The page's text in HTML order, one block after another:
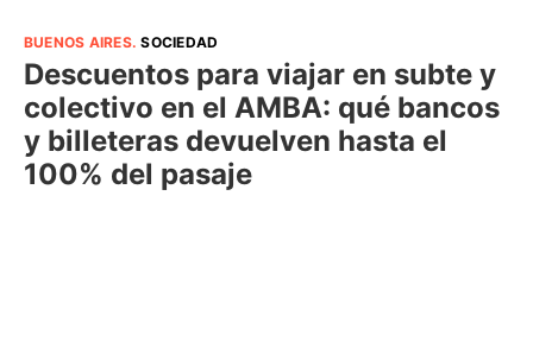
BUENOS AIRES.SOCIEDAD
Descuentos para viajar en subte y
colectivo en el AMBA: qué bancos
y billeteras devuelven hasta el
100% del pasaje